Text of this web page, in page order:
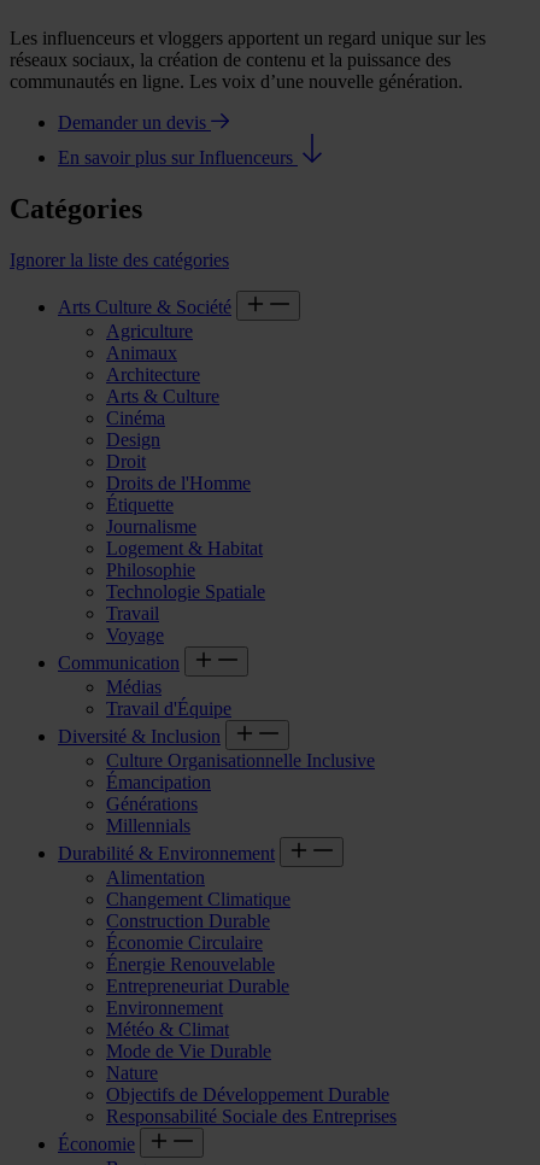
Les influenceurs et vloggers apportent un regard unique sur les
réseaux sociaux, la création de contenu et la puissance des
communautés en ligne. Les voix d’une nouvelle génération.
Demander un devis
En savoir plus sur Influenceurs
Catégories
Ignorer la liste des catégories
Arts Culture & Société
Agriculture
Animaux
Architecture
Arts & Culture
Cinéma
Design
Droit
Droits de l'Homme
Étiquette
Journalisme
Logement & Habitat
Philosophie
Technologie Spatiale
Travail
Voyage
Communication
Médias
Travail d'Équipe
Diversité & Inclusion
Culture Organisationnelle Inclusive
Émancipation
Générations
Millennials
Durabilité & Environnement
Alimentation
Changement Climatique
Construction Durable
Économie Circulaire
Énergie Renouvelable
Entrepreneuriat Durable
Environnement
Météo & Climat
Mode de Vie Durable
Nature
Objectifs de Développement Durable
Responsabilité Sociale des Entreprises
Économie